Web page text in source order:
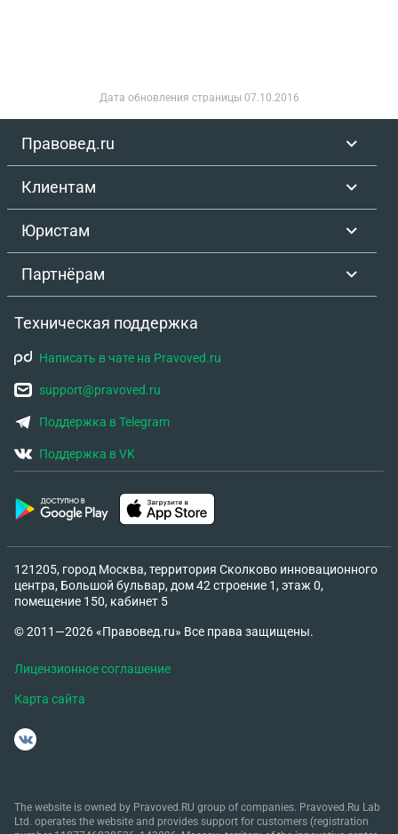
Дата обновления страницы 07.10.2016
Правовед.ru
Клиентам
Юристам
Партнёрам
Техническая поддержка
Написать в чате на Pravoved.ru
support@pravoved.ru
Поддержка в Telegram
Поддержка в VK
121205, город Москва, территория Сколково инновационного
центра, Большой бульвар, дом 42 строение 1, этаж 0,
помещение 150, кабинет 5
© 2011—2026 «Правовед.ru» Все права защищены.
Лицензионное соглашение
Карта сайта
The website is owned by Pravoved.RU group of companies. Pravoved.Ru Lab
Ltd. operates the website and provides support for customers (registration